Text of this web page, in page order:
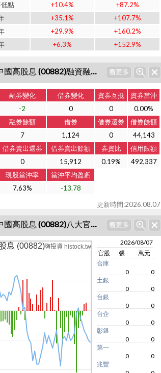
點
+10.4%
+87.2%
+35.1%
+107.7%
+29.9%
+160.2%
+6.3% +152.9%
中信中國高股息 (00882)融資融券與借券
融券變化 借券變化 資券互抵
資券當沖
-2 0 0
0.00%
融券餘額 借券 借券還券
借券餘額
7 1,124 0
44,143
借券賣出還券 借券賣出餘額 券資比
信用限額
0 15,912 0.19%
492,337
現股當沖率
當沖平均盈虧
7.63%
-13.78
更新時間:2026.08.07
中信中國高股息 (00882)八大官股買賣超
息 (00882)嗨投資 histock.tw
2026/08/07
官股
張
萬元
合庫
0
0
土銀
0
0
台銀
0
0
台企
0
0
彰銀
0
0
第一
0
0
兆豐